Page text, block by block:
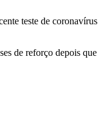
teste de coronavírus
de reforço depois que